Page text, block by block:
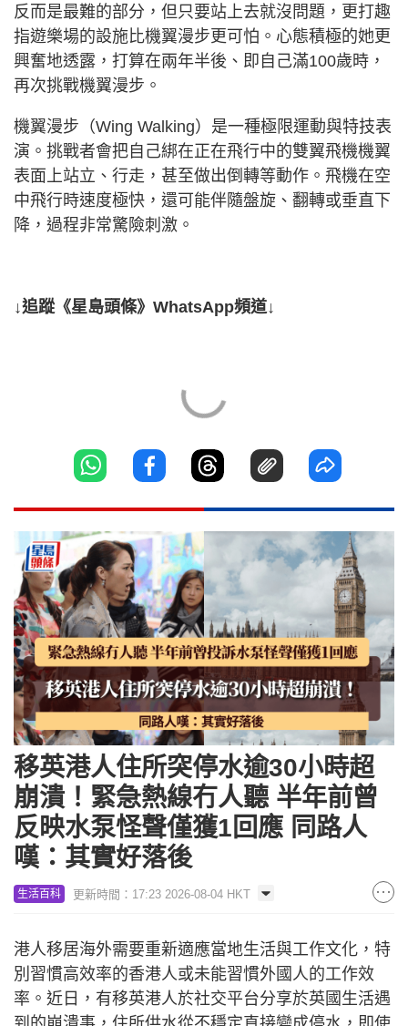
反而是最難的部分，但只要站上去就沒問題，更打趣
指遊樂場的設施比機翼漫步更可怕。心態積極的她更
興奮地透露，打算在兩年半後、即自己滿100歲時，
再次挑戰機翼漫步。
機翼漫步（Wing Walking）是一種極限運動與特技表
演。挑戰者會把自己綁在正在飛行中的雙翼飛機機翼
表面上站立、行走，甚至做出倒轉等動作。飛機在空
中飛行時速度極快，還可能伴隨盤旋、翻轉或垂直下
降，過程非常驚險刺激。
↓追蹤《星島頭條》WhatsApp頻道↓
移英港人住所突停水逾30小時超
崩潰！緊急熱線冇人聽 半年前曾
反映水泵怪聲僅獲1回應 同路人
嘆：其實好落後
生活百科 更新時間：17:23 2026-08-04 HKT
港人移居海外需要重新適應當地生活與工作文化，特
別習慣高效率的香港人或未能習慣外國人的工作效
率。近日，有移英港人於社交平台分享於英國生活遇